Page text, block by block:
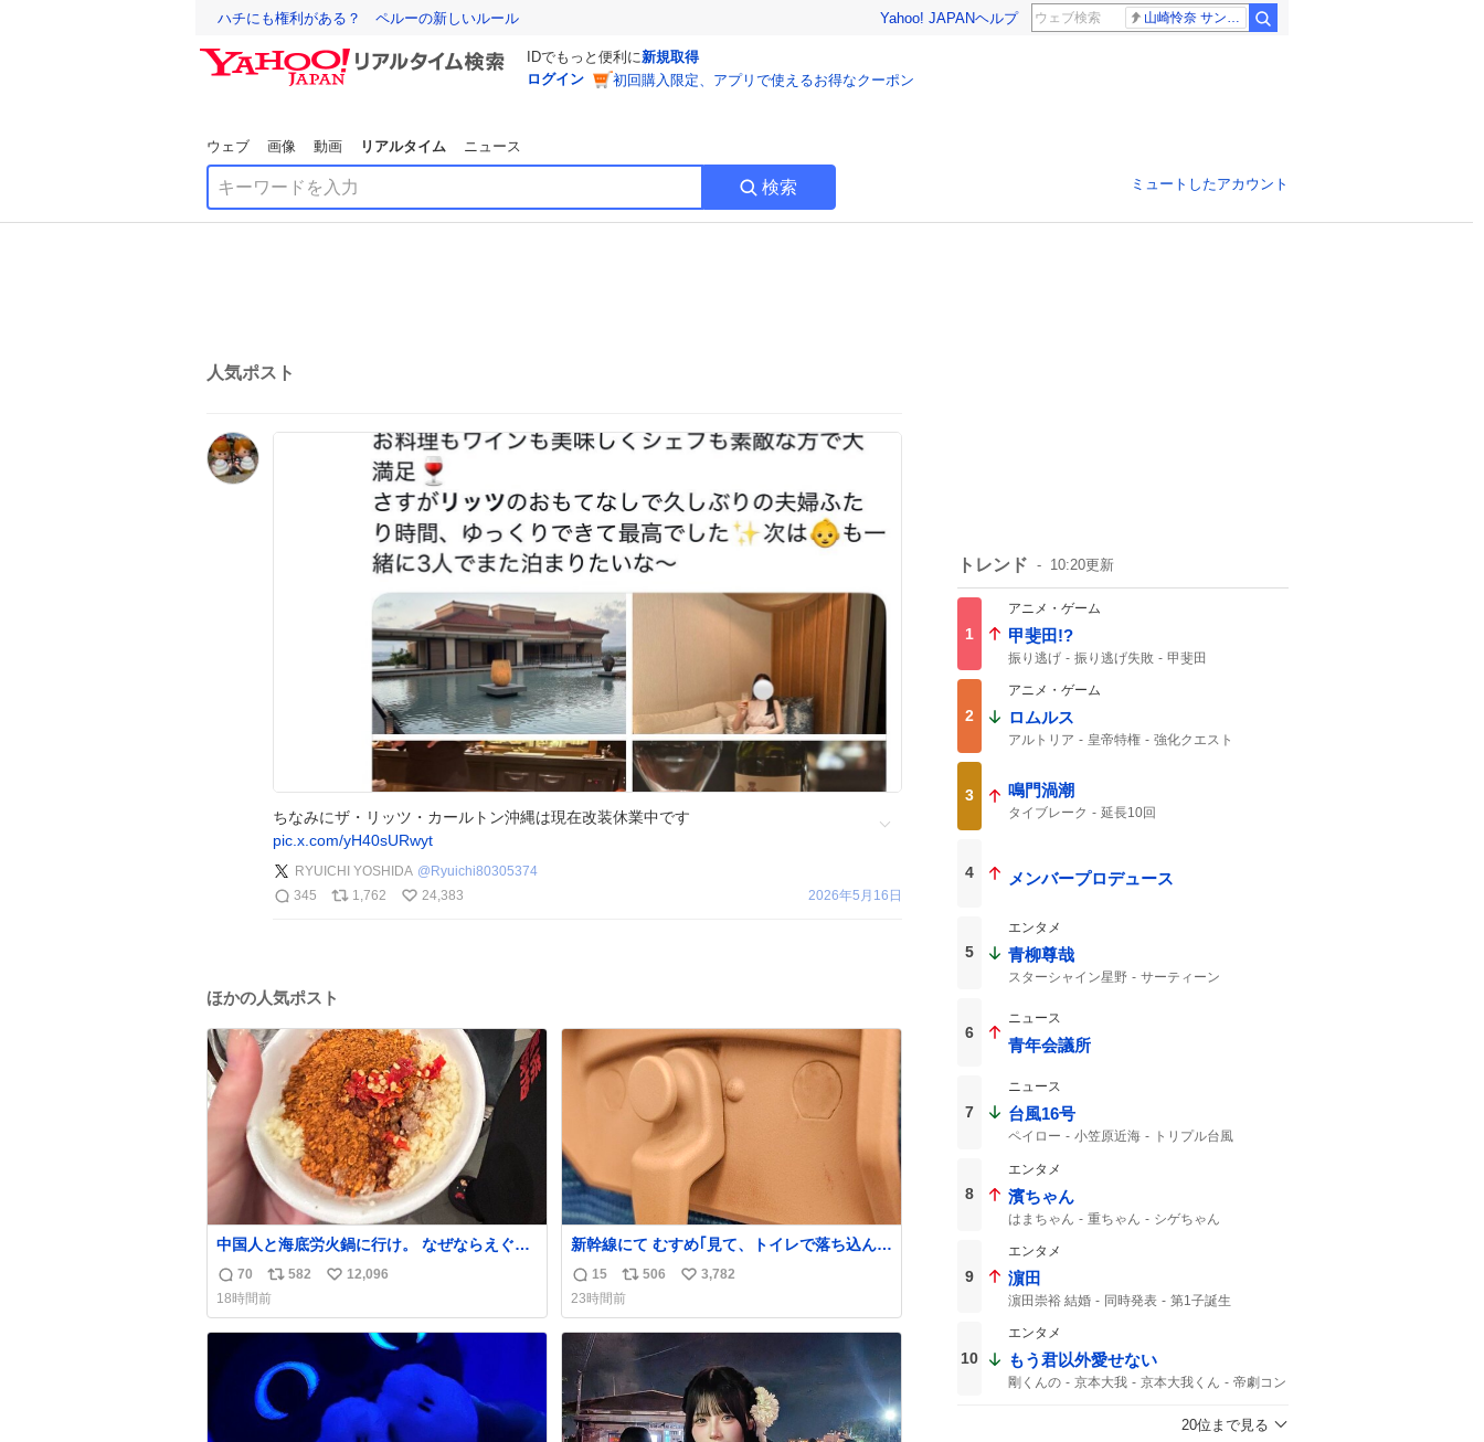
ハチにも権利がある？ ペルーの新しいルール Yahoo! JAPANヘルプ 山崎怜奈 サンジャポ
IDでもっと便利に新規取得
ログイン
初回購入限定、アプリで使えるお得なクーポン
ウェブ 画像 動画 リアルタイム ニュース
検索 ミュートしたアカウント
人気ポスト
ちなみにザ・リッツ・カールトン沖縄は現在改装休業中です
pic.x.com/yH40sURwyt
RYUICHI YOSHIDA @ Ryuichi80305374
345
1,762 24,383 2026年5月16日
ほかの人気ポスト
中国人と海底労火鍋に行け。 なぜならえぐい
調合して美味しすぎる ソースを作ってくれる
から。
返
信
数
70
リ
ポ
ス
数
582
い
ね
12,096
18時間前
新幹線にて むすめ｢見て、トイレで落ち込んで
る人｣ それにしか見えなくなった どうしてく
れるんだ
返
信
数
15
リ
ポ
ス
ト
数
506
い
ね
3,782
23時間前
トレンド 10:20更新
1
アニメ・ゲーム
甲斐田!?
振り逃げ 振り逃げ失敗 甲斐田
2
アニメ・ゲーム
ロムルス
アルトリア 皇帝特権
強化クエスト
3 鳴門渦潮
タイブレーク 延長10回
4 メンバープロデュース
5
エンタメ
青柳尊哉
スターシャイン星野
サーティーン
コードナンバーサーティーン
6
ニュース
青年会議所
7
ニュース
台風16号
ペイロー 小笠原近海
トリプル台風
台風14号
8
エンタメ
濱ちゃん
はまちゃん 重ちゃん
シゲちゃん
しげ
9
エンタメ
濵田
濵田崇裕 結婚 同時発表
第1子誕生
午後6時
10
エンタメ
もう君以外愛せない
剛くんの 京本大我 京本大我くん
帝劇コン
市村正親20位まで見る